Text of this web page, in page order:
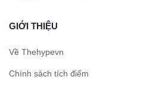
GIỚI THIỆU
Về Thehypevn
Chính sách tích điểm